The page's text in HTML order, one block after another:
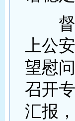
督
上公
望慰
召开
汇报